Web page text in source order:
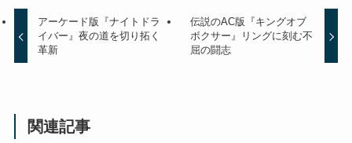
アーケード版『ナイトドラ
イバー』夜の道を切り拓く
革新
伝説のAC版『キングオブ
ボクサー』リングに刻む不
屈の闘志
関連記事